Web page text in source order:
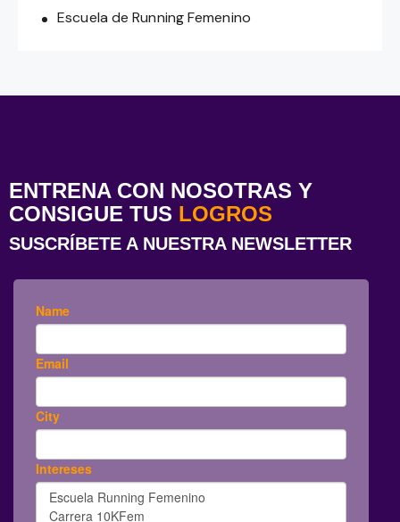
Escuela de Running Femenino
ENTRENA CON NOSOTRAS Y
CONSIGUE TUS LOGROS
SUSCRÍBETE A NUESTRA NEWSLETTER